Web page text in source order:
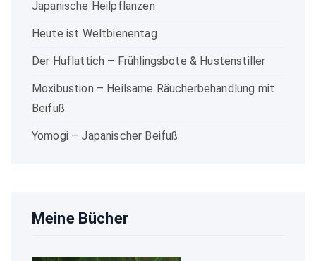
Japanische Heilpflanzen
Heute ist Weltbienentag
Der Huflattich – Frühlingsbote & Hustenstiller
Moxibustion – Heilsame Räucherbehandlung mit
Beifuß
Yomogi – Japanischer Beifuß
Meine Bücher